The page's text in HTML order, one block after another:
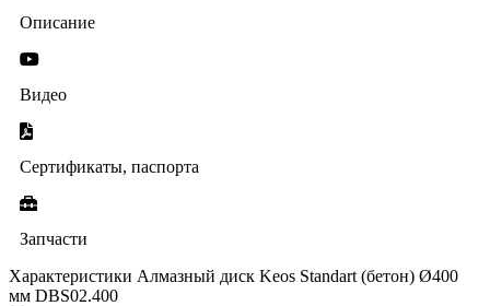
Описание
Видео
Сертификаты, паспорта
Запчасти
Характеристики Алмазный диск Keos Standart (бетон) Ø400
мм DBS02.400